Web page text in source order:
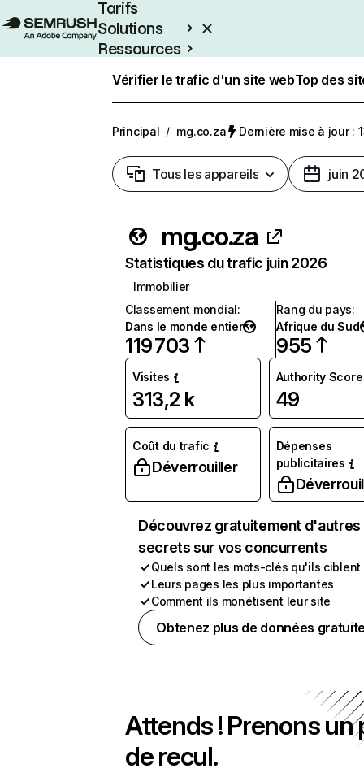
Tarifs
Solutions
Ressources
Vérifier le trafic d'un site webTop des
Principal / mg.co.za Dernière mise à jour :
Tous les appareils juin
mg.co.za
Statistiques du trafic juin 2026
Immobilier
Classement mondial:
Dans le monde entier
119 703
Rang du pays:
Afrique du Sud
955
Visites
313,2 k
Authority Score
49
Coût du trafic
Déverrouiller
Dépenses
publicitaires
Découvrez gratuitement d'autres
secrets sur vos concurrents
Quels sont les mots-clés qu'ils ciblent
Leurs pages les plus importantes
Comment ils monétisent leur site
Obtenez plus de données
Attends ! Prenons un
de recul.